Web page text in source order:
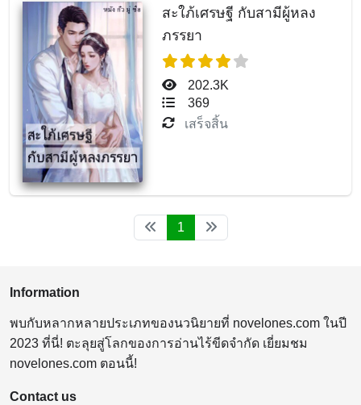
สะใภ้เศรษฐี กับสามีผู้หลง
ภรรยา
202.3K
369
เสร็จสิ้น
1
Information
พบกับหลากหลายประเภทของนวนิยายที่ novelones.com ในปี
2023 ที่นี่! ตะลุยสู่โลกของการอ่านไร้ขีดจำกัด เยี่ยมชม
novelones.com ตอนนี้!
Contact us